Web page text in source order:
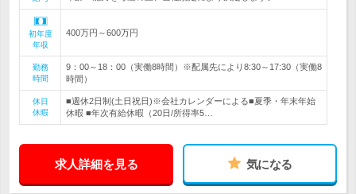
初年度
年収
400万円～600万円
勤務
時間
9：00～18：00（実働8時間）※配属先により8:30～17:30（実働8
時間）
休日
休暇
■週休2日制(土日祝日)※会社カレンダーによる■夏季・年末年始
休暇 ■年次有給休暇（20日/所得率5…
求人詳細を見る 気になる